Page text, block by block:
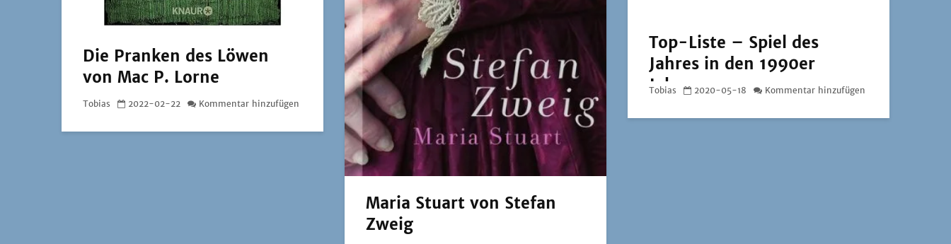
Die Pranken des Löwen
von Mac P. Lorne
Tobias 2022-02-22 Kommentar hinzufügen
Maria Stuart von Stefan
Zweig
Top-Liste – Spiel des
Jahres in den 1990er
Jahren
Tobias 2020-05-18 Kommentar hinzufügen